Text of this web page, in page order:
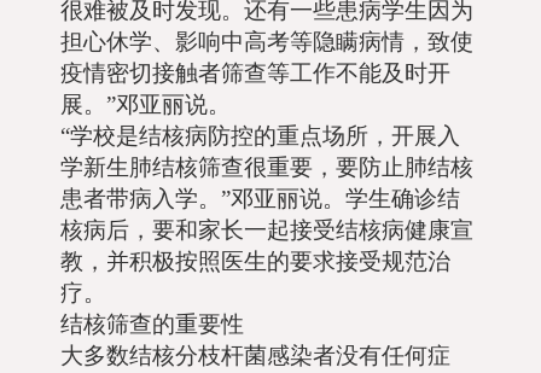
很难被及时发现。还有一些患病学生因为
担心休学、影响中高考等隐瞒病情，致使
疫情密切接触者筛查等工作不能及时开
展。”邓亚丽说。
“学校是结核病防控的重点场所，开展入
学新生肺结核筛查很重要，要防止肺结核
患者带病入学。”邓亚丽说。学生确诊结
核病后，要和家长一起接受结核病健康宣
教，并积极按照医生的要求接受规范治
疗。
结核筛查的重要性
大多数结核分枝杆菌感染者没有任何症